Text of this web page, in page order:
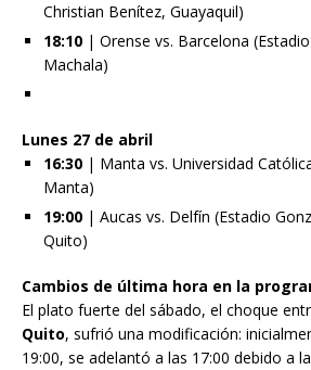
Christian Benítez, Guayaquil)
18:10 | Orense vs. Barcelona
Machala)
Lunes 27 de abril
16:30 | Manta vs. Universidad
Manta)
19:00 | Aucas vs. Delfín (Estadio
Quito)
Cambios de última hora en la
El plato fuerte del sábado, el choque
Quito, sufrió una modificación:
19:00, se adelantó a las 17:00 debido a